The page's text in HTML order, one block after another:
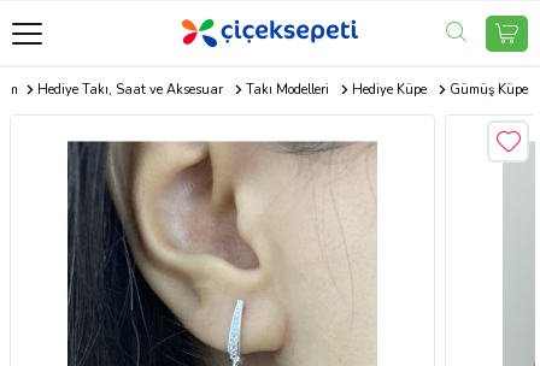
Hediye Takı, Saat ve Aksesuar Takı Modelleri Hediye Küpe Gümüş Küpe